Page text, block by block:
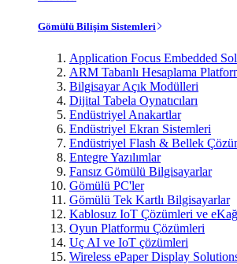
Gömülü Bilişim Sistemleri
Application Focus Embedded
ARM Tabanlı Hesaplama
Bilgisayar Açık Modülleri
Dijital Tabela Oynatıcıları
Endüstriyel Anakartlar
Endüstriyel Ekran Sistemleri
Endüstriyel Flash & Bellek
Entegre Yazılımlar
Fansız Gömülü Bilgisayarlar
Gömülü PC'ler
Gömülü Tek Kartlı Bilgisayarlar
Kablosuz IoT Çözümleri ve
Oyun Platformu Çözümleri
Uç AI ve IoT çözümleri
Wireless ePaper Display